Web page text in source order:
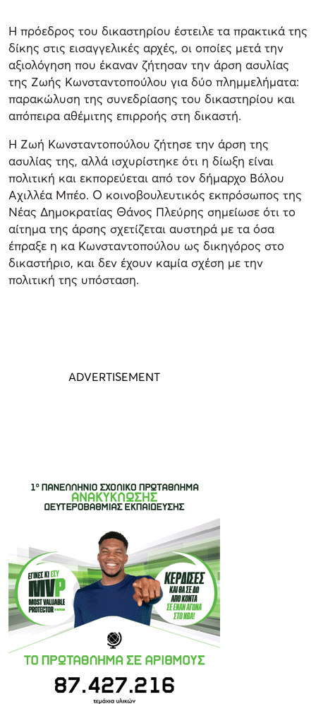
Η πρόεδρος του δικαστηρίου έστειλε τα πρακτικά της
δίκης στις εισαγγελικές αρχές, οι οποίες μετά την
αξιολόγηση που έκαναν ζήτησαν την άρση ασυλίας
της Ζωής Κωνσταντοπούλου για δύο πλημμελήματα:
παρακώλυση της συνεδρίασης του δικαστηρίου και
απόπειρα αθέμιτης επιρροής στη δικαστή.
Η Ζωή Κωνσταντοπούλου ζήτησε την άρση της
ασυλίας της, αλλά ισχυρίστηκε ότι η δίωξη είναι
πολιτική και εκπορεύεται από τον δήμαρχο Βόλου
Αχιλλέα Μπέο. Ο κοινοβουλευτικός εκπρόσωπος της
Νέας Δημοκρατίας Θάνος Πλεύρης σημείωσε ότι το
αίτημα της άρσης σχετίζεται αυστηρά με τα όσα
έπραξε η κα Κωνσταντοπούλου ως δικηγόρος στο
δικαστήριο, και δεν έχουν καμία σχέση με την
πολιτική της υπόσταση.